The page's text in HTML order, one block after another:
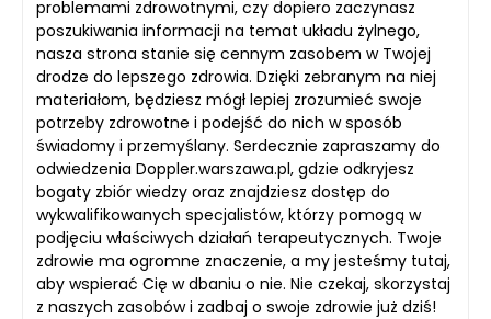
problemami zdrowotnymi, czy dopiero zaczynasz
poszukiwania informacji na temat układu żylnego,
nasza strona stanie się cennym zasobem w Twojej
drodze do lepszego zdrowia. Dzięki zebranym na niej
materiałom, będziesz mógł lepiej zrozumieć swoje
potrzeby zdrowotne i podejść do nich w sposób
świadomy i przemyślany. Serdecznie zapraszamy do
odwiedzenia Doppler.warszawa.pl, gdzie odkryjesz
bogaty zbiór wiedzy oraz znajdziesz dostęp do
wykwalifikowanych specjalistów, którzy pomogą w
podjęciu właściwych działań terapeutycznych. Twoje
zdrowie ma ogromne znaczenie, a my jesteśmy tutaj,
aby wspierać Cię w dbaniu o nie. Nie czekaj, skorzystaj
z naszych zasobów i zadbaj o swoje zdrowie już dziś!